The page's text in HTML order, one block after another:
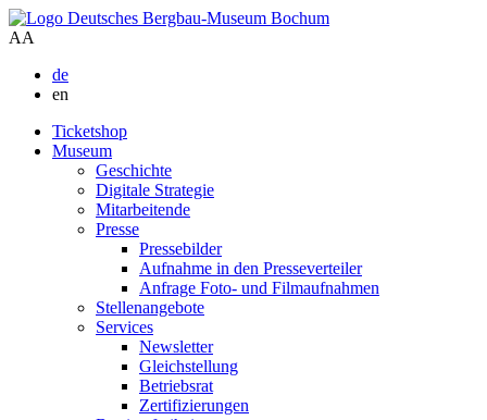
AA
de
en
Ticketshop
Museum
Geschichte
Digitale Strategie
Mitarbeitende
Presse
Pressebilder
Aufnahme in den Presseverteiler
Anfrage Foto- und Filmaufnahmen
Stellenangebote
Services
Newsletter
Gleichstellung
Betriebsrat
Zertifizierungen